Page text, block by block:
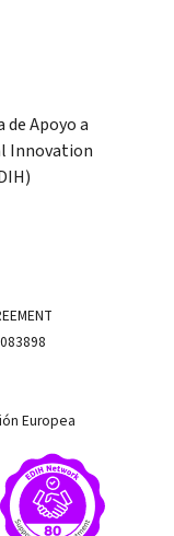
Apoyo a
Innovation
Europea